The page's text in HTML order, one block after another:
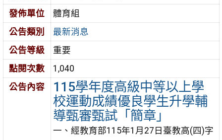
發佈單位
體育組
公告類別
最新消息
公告等級
重要
點閱次數
1,040
公告內容
115學年度高級中等以上學
校運動成績優良學生升學輔
導甄審甄試「簡章」
一、經教育部115年1月27日臺教高(四)字